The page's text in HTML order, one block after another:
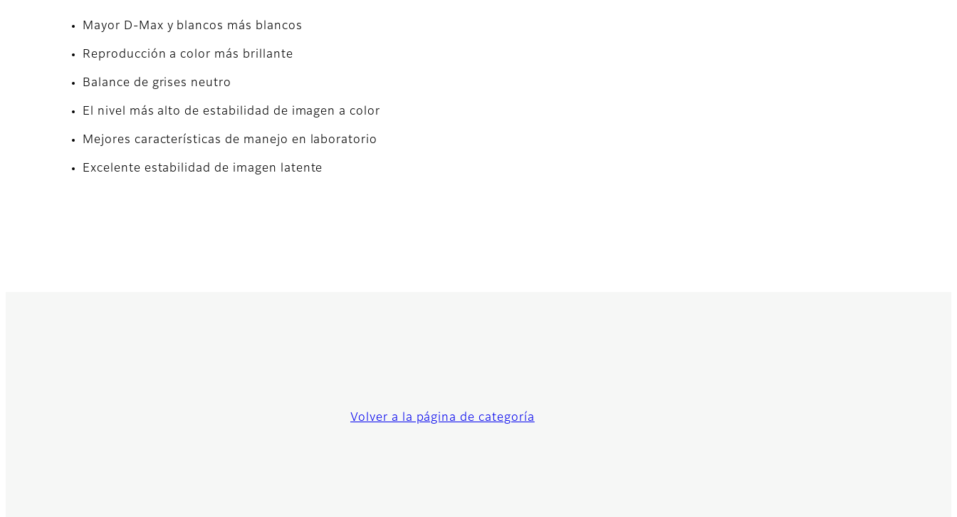
Mayor D-Max y blancos más blancos
Reproducción a color más brillante
Balance de grises neutro
El nivel más alto de estabilidad de imagen a color
Mejores características de manejo en laboratorio
Excelente estabilidad de imagen latente
Volver a la página de categoría